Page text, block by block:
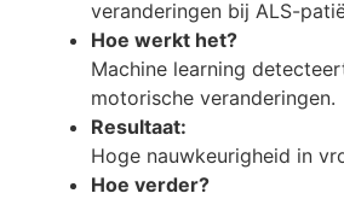
veranderingen bij ALS-
Hoe werkt het?
Machine learning
motorische veranderingen.
Resultaat:
Hoge nauwkeurigheid in
Hoe verder?